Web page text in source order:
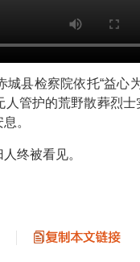
县检察院依托“益心
管护的荒野散葬烈
。
终被看见。